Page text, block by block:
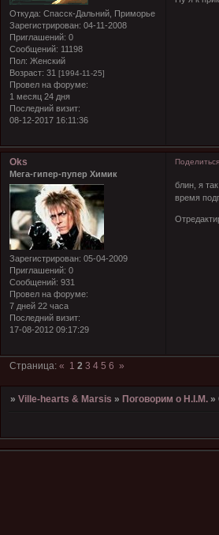
Откуда: Спасск-Дальний, Приморье
Зарегистрирован: 04-11-2008
Приглашений: 0
Сообщений: 11198
Пол: Женский
Возраст: 31 [1994-11-25]
Провел на форуме:
1 месяц 24 дня
Последний визит:
08-12-2017 16:11:36
Поделиться
Oks
Мега-гипер-пупер Химик
Зарегистрирован: 05-04-2009
Приглашений: 0
Сообщений: 931
Провел на форуме:
7 дней 22 часа
Последний визит:
17-08-2012 09:17:29
блин, я
время
Страница:« 1 2 3 4 5 6 »
»Ville-hearts & Marsis » Поговорим о H.I.M. »